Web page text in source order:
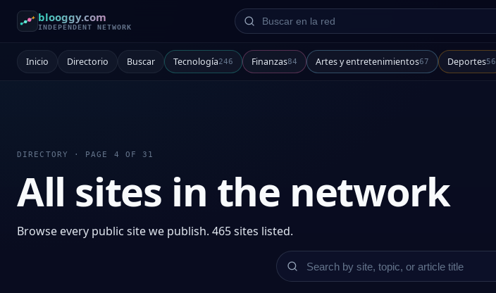
blooggy.com
INDEPENDENT NETWORK
Buscar en la red
Inicio Directorio Buscar Tecnología246 Finanzas84 Artes y entretenimientos67 Deportes56
DIRECTORY · PAGE 4 OF 31
All sites in the network
Browse every public site we publish. 465 sites listed.